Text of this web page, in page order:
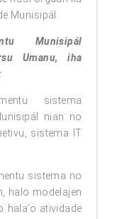
Munisipál.
Munisipál
Umanu, iha
sistema
nian no
sistema IT
sistema no
halo modelajen
atividade